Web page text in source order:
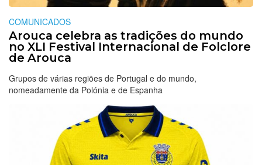
COMUNICADOS
Arouca celebra as tradições do mundo
no XLI Festival Internacional de Folclore
de Arouca
Grupos de várias regiões de Portugal e do mundo,
nomeadamente da Polónia e de Espanha